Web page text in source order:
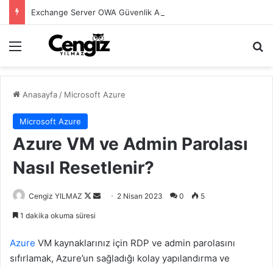
Exchange Server OWA Güvenlik Açığı CVE-2026-42897
Menü
Anasayfa / Microsoft Azure
Microsoft Azure
Azure VM ve Admin Parolası
Nasıl Resetlenir?
Cengiz YILMAZ
Follow
Bir
göndermek
2 Nisan 2023 0 5
1 dakika okuma süresi
Azure VM kaynaklarınız için RDP ve admin parolasını
sıfırlamak, Azure’un sağladığı kolay yapılandırma ve